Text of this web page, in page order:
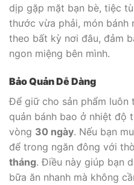
dịp gặp mặt bạn bè, tiệc
thước vừa phải, món bánh
theo bất kỳ nơi đâu, đảm
ngon miệng bên mình.
Bảo Quản Dễ Dàng
Để giữ cho sản phẩm luôn
quản bánh bao ở nhiệt độ
vòng 30 ngày. Nếu bạn
để trong ngăn đông với
tháng. Điều này giúp bạn
bữa ăn nhanh mà không